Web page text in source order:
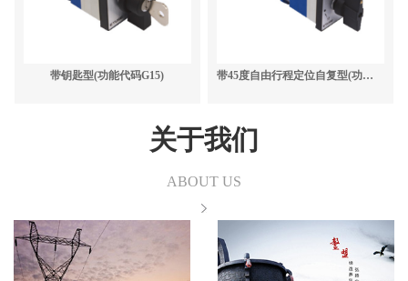
带钥匙型(功能代码G15) 带45度自由行程定位自复型(功能代码G14)
关于我们
ABOUT US